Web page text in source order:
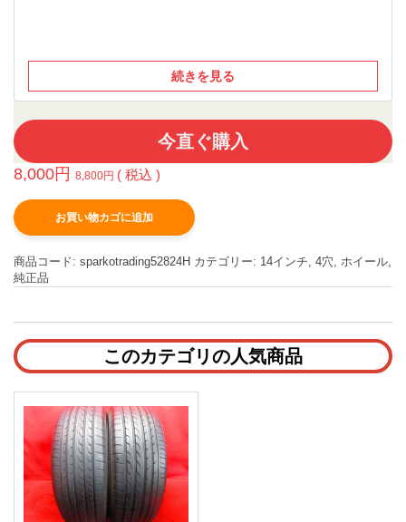
続きを見る
今直ぐ購入
8,000円 8,800円 ( 税込 )
お買い物カゴに追加
商品コード: sparkotrading52824H カテゴリー: 14インチ 4穴 ホイール
純正品
このカテゴリの人気商品